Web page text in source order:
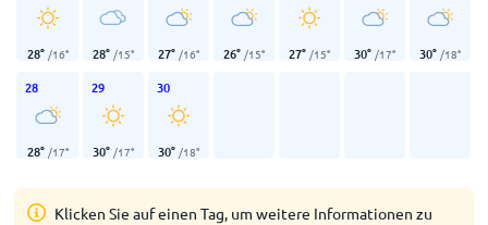
28° /16° 28° /15° 27° /16° 26° /15° 27° /15° 30° /17° 30° /18°
28
28° /17°
29
30° /17°
30
30° /18°
Klicken Sie auf einen Tag, um weitere Informationen zu